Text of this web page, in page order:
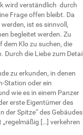
wird verständlich durch
Frage offen bleibt. Da
ist es sinnvoll,
begleitet werden. Zu
Klo zu suchen, die
Durch die Liebe zum Detail
zu erkunden, in denen
Station oder ein
wie es in einem Panzer
erste Eigentümer des
der Spitze“ des Gebäudes
[…] verkehren